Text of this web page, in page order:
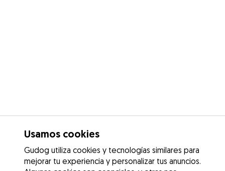
Usamos cookies
Gudog utiliza cookies y tecnologías similares para
mejorar tu experiencia y personalizar tus anuncios.